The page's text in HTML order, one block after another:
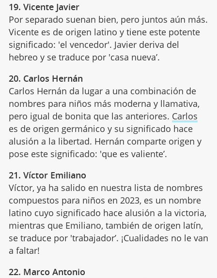
19. Vicente Javier
Por separado suenan bien, pero juntos aún más.
Vicente es de origen latino y tiene este potente
significado: 'el vencedor'. Javier deriva del
hebreo y se traduce por 'casa nueva’.
20. Carlos Hernán
Carlos Hernán da lugar a una combinación de
nombres para niños más moderna y llamativa,
pero igual de bonita que las anteriores. Carlos
es de origen germánico y su significado hace
alusión a la libertad. Hernán comparte origen y
pose este significado: 'que es valiente’.
21. Víctor Emiliano
Víctor, ya ha salido en nuestra lista de nombres
compuestos para niños en 2023, es un nombre
latino cuyo significado hace alusión a la victoria,
mientras que Emiliano, también de origen latín,
se traduce por 'trabajador’. ¡Cualidades no le van
a faltar!
22. Marco Antonio